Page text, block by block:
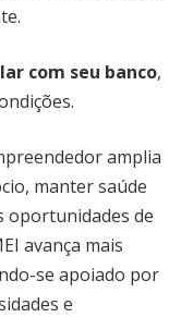
com seu banco,
amplia
manter saúde
oportunidades de
avança mais
se apoiado por
e